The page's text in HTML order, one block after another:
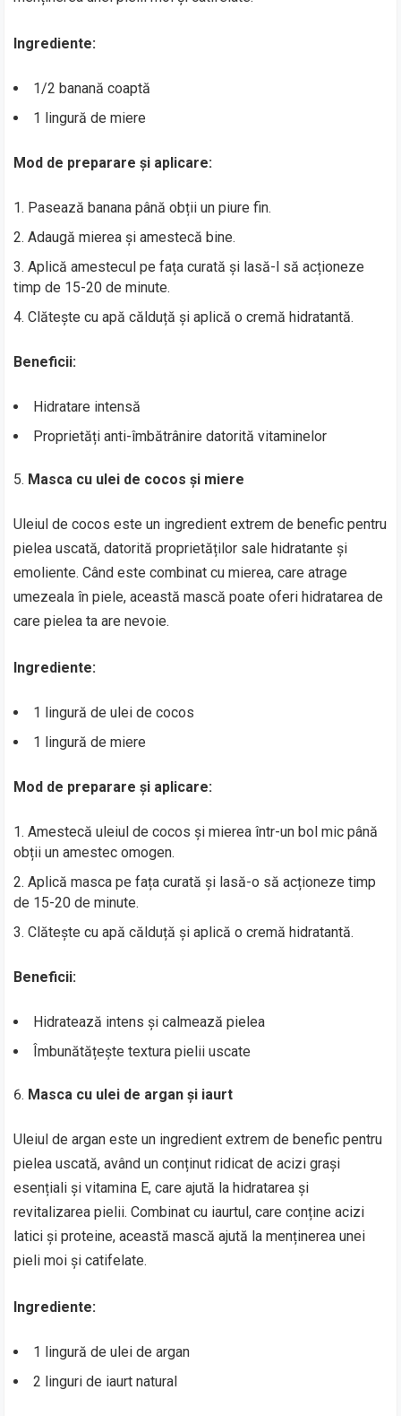
Ingrediente:
1/2 banană coaptă
1 lingură de miere
Mod de preparare și aplicare:
Pasează banana până obții un piure fin.
Adaugă mierea și amestecă bine.
Aplică amestecul pe fața curată și lasă-l să acționeze
timp de 15-20 de minute.
Clătește cu apă călduță și aplică o cremă hidratantă.
Beneficii:
Hidratare intensă
Proprietăți anti-îmbătrânire datorită vitaminelor
Masca cu ulei de cocos și miere
Uleiul de cocos este un ingredient extrem de benefic pentru
pielea uscată, datorită proprietăților sale hidratante și
emoliente. Când este combinat cu mierea, care atrage
umezeala în piele, această mască poate oferi hidratarea de
care pielea ta are nevoie.
Ingrediente:
1 lingură de ulei de cocos
1 lingură de miere
Mod de preparare și aplicare:
Amestecă uleiul de cocos și mierea într-un bol mic până
obții un amestec omogen.
Aplică masca pe fața curată și lasă-o să acționeze timp
de 15-20 de minute.
Clătește cu apă călduță și aplică o cremă hidratantă.
Beneficii:
Hidratează intens și calmează pielea
Îmbunătățește textura pielii uscate
Masca cu ulei de argan și iaurt
Uleiul de argan este un ingredient extrem de benefic pentru
pielea uscată, având un conținut ridicat de acizi grași
esențiali și vitamina E, care ajută la hidratarea și
revitalizarea pielii. Combinat cu iaurtul, care conține acizi
latici și proteine, această mască ajută la menținerea unei
pieli moi și catifelate.
Ingrediente:
1 lingură de ulei de argan
2 linguri de iaurt natural